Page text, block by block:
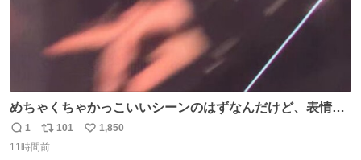
めちゃくちゃかっこいいシーンのはずなんだけど、表情が
猫の威嚇みたいに見える。あと首の血管浮き出てるのガチ
で神。
返
信
1
リ
ポ
101
い
1,850
11時間前